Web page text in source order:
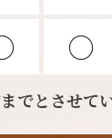
〇
でとさせて